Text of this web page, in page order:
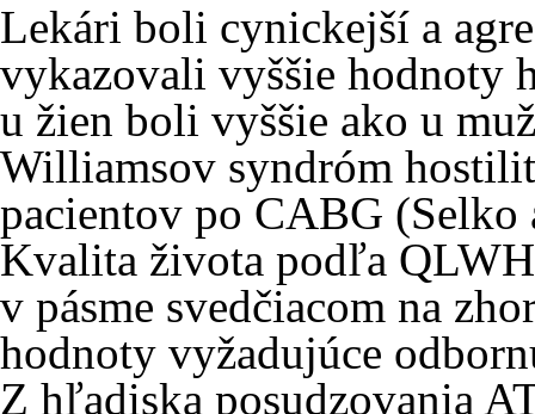
Lekári boli cynickejší a
vykazovali vyššie hodnoty
u žien boli vyššie ako u
Williamsov syndróm
pacientov po CABG (Selko
Kvalita života podľa
v pásme svedčiacom na
hodnoty vyžadujúce
Z hľadiska posudzovania